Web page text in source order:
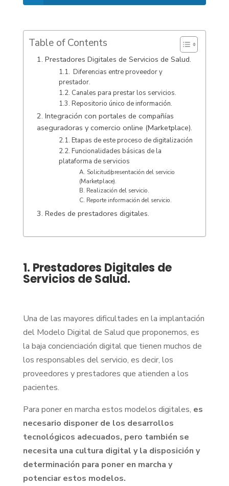
Table of Contents
1. Prestadores Digitales de Servicios de Salud.
1.1. Diferencias entre proveedor y
prestador.
1.2. Canales para prestar los servicios.
1.3. Repositorio único de información.
2. Integración con portales de compañías
aseguradoras y comercio online (Marketplace).
2.1. Etapas de este proceso de digitalización
2.2. Funcionalidades básicas de la
plataforma de servicios
A. Solicitud/presentación del servicio
(Marketplace).
B. Realización del servicio.
C. Reporte información del servicio.
3. Redes de prestadores digitales.
1. Prestadores Digitales de
Servicios de Salud.
Una de las mayores dificultades en la implantación
del Modelo Digital de Salud que proponemos, es
la baja concienciación digital que tienen muchos de
los responsables del servicio, es decir, los
proveedores y prestadores que atienden a los
pacientes.
Para poner en marcha estos modelos digitales, es
necesario disponer de los desarrollos
tecnológicos adecuados, pero también se
necesita una cultura digital y la disposición y
determinación para poner en marcha y
potenciar estos modelos.